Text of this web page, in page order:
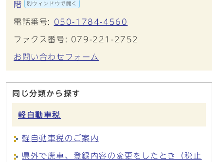
階
別ウィンドウで開く
電話番号: 050-1784-4560
ファクス番号: 079-221-2752
お問い合わせフォーム
同じ分類から探す
軽自動車税
軽自動車税のご案内
県外で廃車、登録内容の変更をしたとき（税止